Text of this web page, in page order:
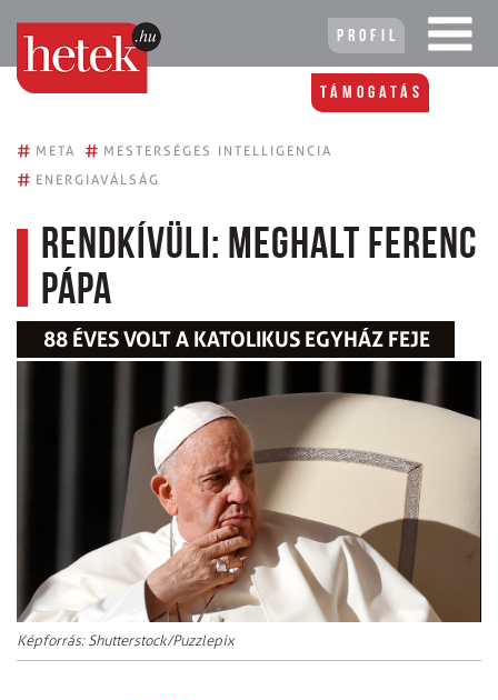
Profil
Támogatás
# META # MESTERSÉGES INTELLIGENCIA
# ENERGIAVÁLSÁG
Rendkívüli: meghalt Ferenc
pápa
88 ÉVES VOLT A KATOLIKUS EGYHÁZ FEJE
Képforrás: Shutterstock/Puzzlepix